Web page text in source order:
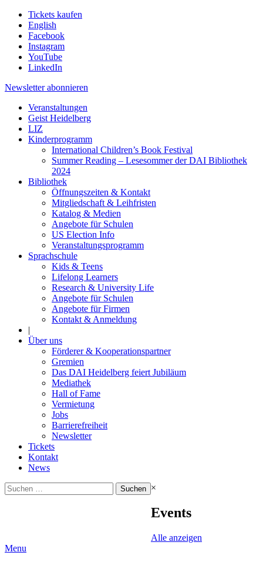
Tickets kaufen
English
Facebook
Instagram
YouTube
LinkedIn
Newsletter abonnieren
Veranstaltungen
Geist Heidelberg
LIZ
Kinderprogramm
International Children’s Book Festival
Summer Reading – Lesesommer der DAI Bibliothek
2024
Bibliothek
Öffnungszeiten & Kontakt
Mitgliedschaft & Leihfristen
Katalog & Medien
Angebote für Schulen
US Election Info
Veranstaltungsprogramm
Sprachschule
Kids & Teens
Lifelong Learners
Research & University Life
Angebote für Schulen
Angebote für Firmen
Kontakt & Anmeldung
|
Über uns
Förderer & Kooperationspartner
Gremien
Das DAI Heidelberg feiert Jubiläum
Mediathek
Hall of Fame
Vermietung
Jobs
Barrierefreiheit
Newsletter
Tickets
Kontakt
News
Suchen
nach:
×
Events
Alle anzeigen
Menu